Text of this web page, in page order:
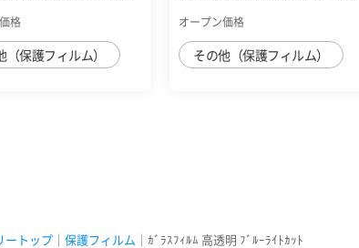
格
（保護フィルム）
オープン価格
その他（保護フィルム）
ートップ 保護フィルム ｜ｶﾞﾗｽﾌｨﾙﾑ 高透明 ﾌﾞﾙｰﾗｲﾄｶｯﾄ